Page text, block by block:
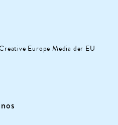
Europe Media der EU